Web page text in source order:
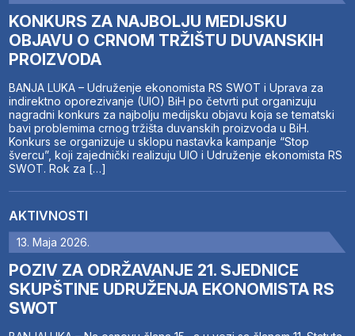
KONKURS ZA NAJBOLJU MEDIJSKU
OBJAVU O CRNOM TRŽIŠTU DUVANSKIH
PROIZVODA
BANJA LUKA – Udruženje ekonomista RS SWOT i Uprava za
indirektno oporezivanje (UIO) BiH po četvrti put organizuju
nagradni konkurs za najbolju medijsku objavu koja se tematski
bavi problemima crnog tržišta duvanskih proizvoda u BiH.
Konkurs se organizuje u sklopu nastavka kampanje “Stop
švercu”, koji zajednički realizuju UIO i Udruženje ekonomista RS
SWOT. Rok za […]
AKTIVNOSTI
13. Maja 2026.
POZIV ZA ODRŽAVANJE 21. SJEDNICE
SKUPŠTINE UDRUŽENJA EKONOMISTA RS
SWOT